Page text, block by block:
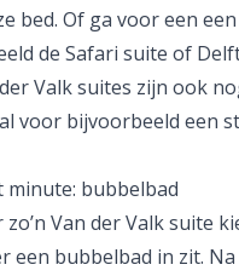
bed. Of ga voor een
de Safari suite of
Valk suites zijn ook
voor bijvoorbeeld een
minute: bubbelbad
Van der Valk suite
een bubbelbad in zit. Na